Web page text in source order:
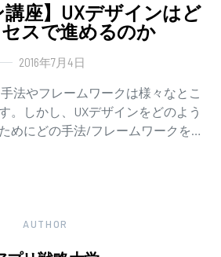
講座】UXデザインはど
スで進めるのか
2016年7月4日
法やフレームワークは様々なとこ
。しかし、UXデザインをどのよう
めにどの手法/フレームワークを活
AUTHOR